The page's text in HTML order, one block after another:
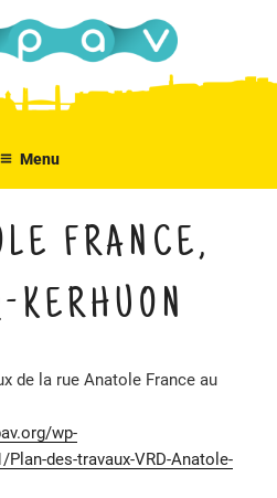
Menu
FRANCE,
KERHUON
de la rue Anatole France au
wp-
des-travaux-VRD-Anatole-